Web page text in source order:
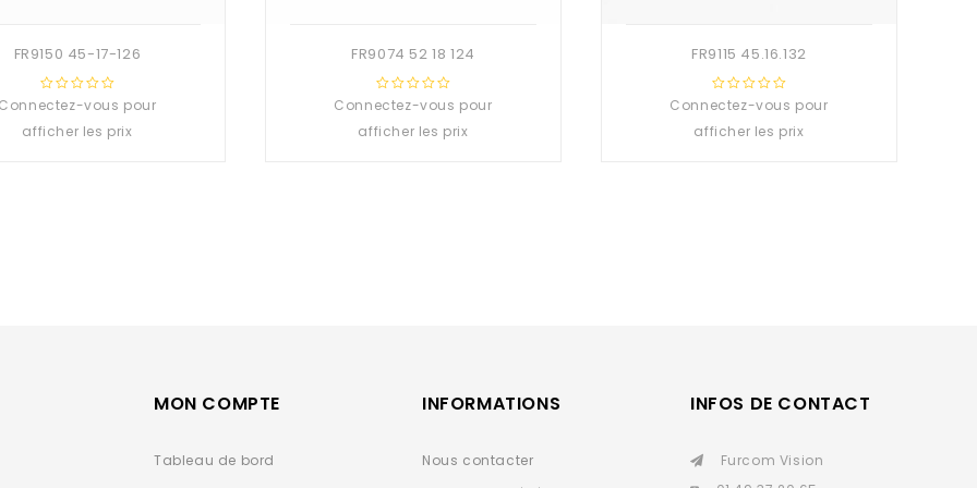
FR9150 45-17-126
0
Connectez-vous pour
afficher les prix
FR9074 52 18 124
0
Connectez-vous pour
afficher les prix
FR9115 45.16.132
0
Connectez-vous pour
afficher les prix
MON COMPTE
Tableau de bord
INFORMATIONS
Nous contacter
INFOS DE CONTACT
Furcom Vision